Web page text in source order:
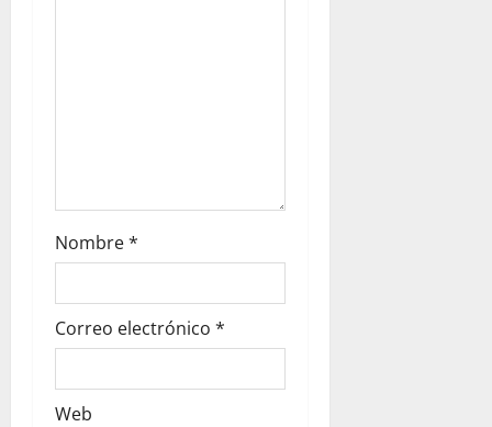
r
a
d
a
s
Nombre*
Correo electrónico *
Web